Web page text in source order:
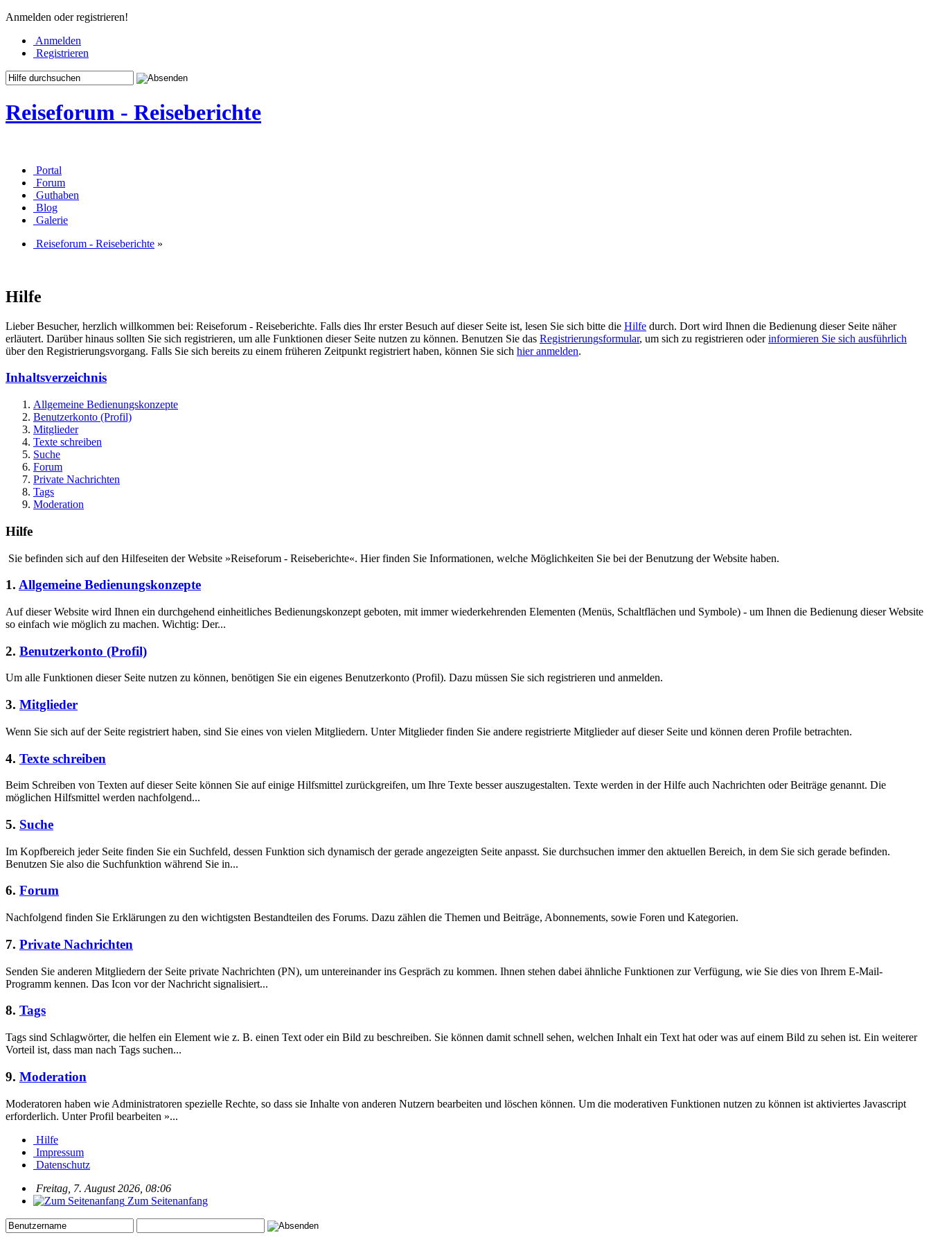
Anmelden oder registrieren!
Anmelden
Registrieren
Reiseforum - Reiseberichte
Portal
Forum
Guthaben
Blog
Galerie
Reiseforum - Reiseberichte »
Hilfe
Lieber Besucher, herzlich willkommen bei: Reiseforum - Reiseberichte. Falls dies Ihr erster Besuch auf dieser Seite ist, lesen Sie sich bitte die Hilfe durch. Dort wird Ihnen die Bedienung dieser Seite näher
erläutert. Darüber hinaus sollten Sie sich registrieren, um alle Funktionen dieser Seite nutzen zu können. Benutzen Sie das Registrierungsformular, um sich zu registrieren oderinformieren Sie sich ausführlich
über den Registrierungsvorgang. Falls Sie sich bereits zu einem früheren Zeitpunkt registriert haben, können Sie sich hier anmelden.
Inhaltsverzeichnis
Allgemeine Bedienungskonzepte
Benutzerkonto (Profil)
Mitglieder
Texte schreiben
Suche
Forum
Private Nachrichten
Tags
Moderation
Hilfe
Sie befinden sich auf den Hilfeseiten der Website »Reiseforum - Reiseberichte«. Hier finden Sie Informationen, welche Möglichkeiten Sie bei der Benutzung der Website haben.
1. Allgemeine Bedienungskonzepte
Auf dieser Website wird Ihnen ein durchgehend einheitliches Bedienungskonzept geboten, mit immer wiederkehrenden Elementen (Menüs, Schaltflächen und Symbole) - um Ihnen die Bedienung dieser Website
so einfach wie möglich zu machen. Wichtig: Der...
2. Benutzerkonto (Profil)
Um alle Funktionen dieser Seite nutzen zu können, benötigen Sie ein eigenes Benutzerkonto (Profil). Dazu müssen Sie sich registrieren und anmelden.
3. Mitglieder
Wenn Sie sich auf der Seite registriert haben, sind Sie eines von vielen Mitgliedern. Unter Mitglieder finden Sie andere registrierte Mitglieder auf dieser Seite und können deren Profile betrachten.
4. Texte schreiben
Beim Schreiben von Texten auf dieser Seite können Sie auf einige Hilfsmittel zurückgreifen, um Ihre Texte besser auszugestalten. Texte werden in der Hilfe auch Nachrichten oder Beiträge genannt. Die
möglichen Hilfsmittel werden nachfolgend...
5. Suche
Im Kopfbereich jeder Seite finden Sie ein Suchfeld, dessen Funktion sich dynamisch der gerade angezeigten Seite anpasst. Sie durchsuchen immer den aktuellen Bereich, in dem Sie sich gerade befinden.
Benutzen Sie also die Suchfunktion während Sie in...
6. Forum
Nachfolgend finden Sie Erklärungen zu den wichtigsten Bestandteilen des Forums. Dazu zählen die Themen und Beiträge, Abonnements, sowie Foren und Kategorien.
7. Private Nachrichten
Senden Sie anderen Mitgliedern der Seite private Nachrichten (PN), um untereinander ins Gespräch zu kommen. Ihnen stehen dabei ähnliche Funktionen zur Verfügung, wie Sie dies von Ihrem E-Mail-
Programm kennen. Das Icon vor der Nachricht signalisiert...
8. Tags
Tags sind Schlagwörter, die helfen ein Element wie z. B. einen Text oder ein Bild zu beschreiben. Sie können damit schnell sehen, welchen Inhalt ein Text hat oder was auf einem Bild zu sehen ist. Ein weiterer
Vorteil ist, dass man nach Tags suchen...
9. Moderation
Moderatoren haben wie Administratoren spezielle Rechte, so dass sie Inhalte von anderen Nutzern bearbeiten und löschen können. Um die moderativen Funktionen nutzen zu können ist aktiviertes Javascript
erforderlich. Unter Profil bearbeiten »...
Hilfe
Impressum
Datenschutz
Freitag, 7. August 2026, 08:06
Zum Seitenanfang